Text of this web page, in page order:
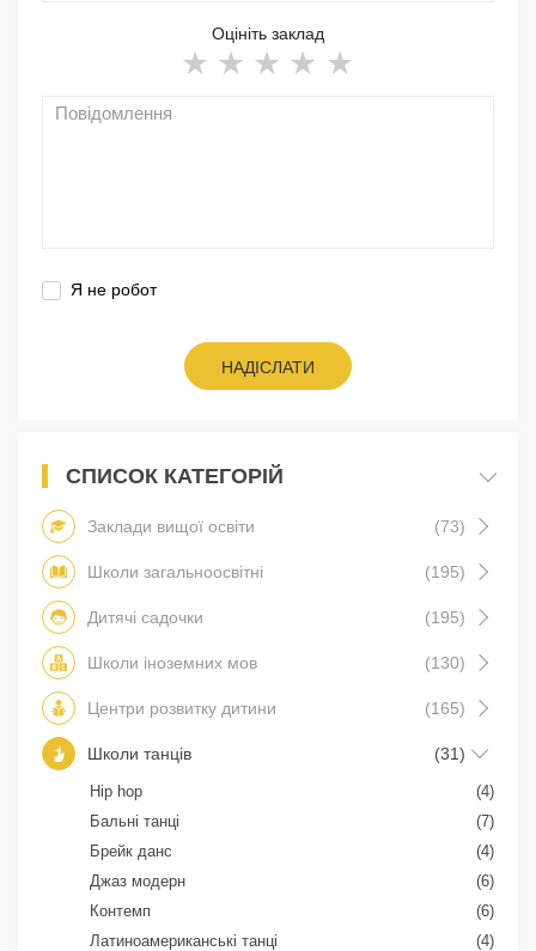
Оцініть заклад
Я не робот
НАДІСЛАТИ
СПИСОК КАТЕГОРІЙ
Заклади вищої освіти (73)
Школи загальноосвітні (195)
Дитячі садочки (195)
Школи іноземних мов (130)
Центри розвитку дитини (165)
Школи танців (31)
Hip hop
(4)
Бальні танці
(7)
Брейк данс
(4)
Джаз модерн
(6)
Контемп
(6)
Латиноамериканські танці
(4)